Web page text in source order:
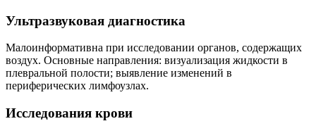
Ультразвуковая диагностика
Малоинформативна при исследовании органов, содержащих
воздух. Основные направления: визуализация жидкости в
плевральной полости; выявление изменений в
периферических лимфоузлах.
Исследования крови